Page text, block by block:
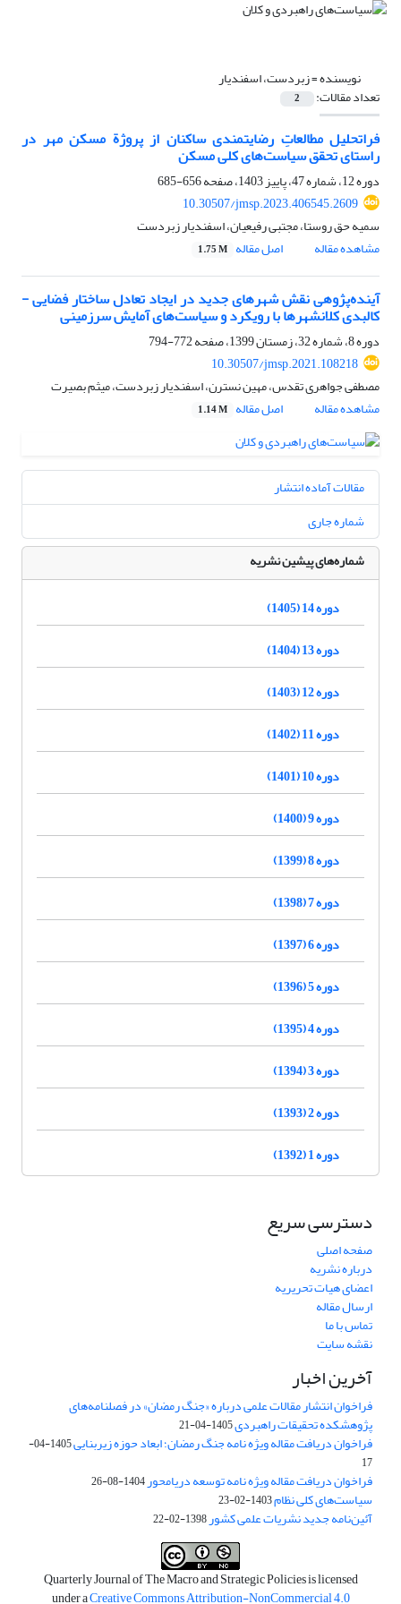
نویسنده =زبردست، اسفندیار
تعداد مقالات: 2
فراتحلیل مطالعاتِ رضایتمندی ساکنان از پروژة مسکن مهر در
راستای تحقق سیاست‌های کلی مسکن
دوره 12، شماره 47، پاییز 1403، صفحه
656-685
10.30507/jmsp.2023.406545.2609
سمیه حق روستا، مجتبی رفیعیان، اسفندیار زبردست
مشاهده مقاله
اصل مقاله 1.75 M
آینده‌پژوهی نقش شهرهای جدید در ایجاد تعادل ساختار فضایی -
کالبدی کلانشهرها با رویکرد و سیاست‌های آمایش سرزمینی
دوره 8، شماره 32، زمستان 1399، صفحه
772-794
10.30507/jmsp.2021.108218
مصطفی جواهری تقدس، مهین نسترن، اسفندیار زبردست، میثم بصیرت
مشاهده مقاله
اصل مقاله 1.14 M
مقالات آماده انتشار
شماره جاری
شماره‌های پیشین نشریه
دوره 14 (1405)
دوره 13 (1404)
دوره 12 (1403)
دوره 11 (1402)
دوره 10 (1401)
دوره 9 (1400)
دوره 8 (1399)
دوره 7 (1398)
دوره 6 (1397)
دوره 5 (1396)
دوره 4 (1395)
دوره 3 (1394)
دوره 2 (1393)
دوره 1 (1392)
دسترسی سریع
صفحه اصلی
درباره نشریه
اعضای هیات تحریریه
ارسال مقاله
تماس با ما
نقشه سایت
آخرین اخبار
فراخوان انتشار مقالات علمی درباره «جنگ رمضان» در فصلنامه‌های
پژوهشکده تحقیقات راهبردی1405-04-21
فراخوان دریافت مقاله ویژه نامه جنگ رمضان؛ ابعاد حوزه زیربنایی
1405-04-
17
فراخوان دریافت مقاله ویژه نامه توسعه دریامحور1404-08-26
سیاست‌های کلی نظام1403-02-23
آئین‌نامه جدید نشریات علمی کشور1398-02-22
Quarterly Journal of The Macro and Strategic Policies is licensed
under aCreative Commons Attribution-NonCommercial 4.0